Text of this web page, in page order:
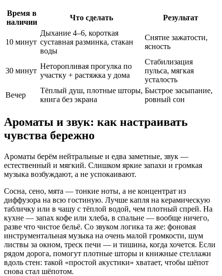
Время в
наличии
Что сделать Результат
10 минут
Дыхание 4–6, короткая
суставная разминка, стакан
воды
Снятие зажатости,
ясность
30 минут
Неторопливая прогулка по
участку + растяжка у дома
Стабилизация
пульса, мягкая
усталость
Вечер
Тёплый душ, плотные шторы,
книга без экрана
Быстрое засыпание,
ровный сон
Ароматы и звук: как настраивать
чувства бережно
Ароматы берём нейтральные и едва заметные, звук —
естественный и мягкий. Слишком яркие запахи и громкая
музыка возбуждают, а не успокаивают.
Сосна, сено, мята — тонкие ноты, а не концентрат из
диффузора на всю гостиную. Лучше капля на керамическую
табличку или в чашу с тёплой водой, чем плотный спрей. На
кухне — запах кофе или хлеба, в спальне — вообще ничего,
разве что чистое бельё. Со звуком логика та же: фоновая
инструментальная музыка на очень малой громкости, шум
листвы за окном, треск печи — и тишина, когда хочется. Если
рядом дорога, помогут плотные шторы и книжные стеллажи
вдоль стен: такой «простой акустики» хватает, чтобы шёпот
снова стал шёпотом.